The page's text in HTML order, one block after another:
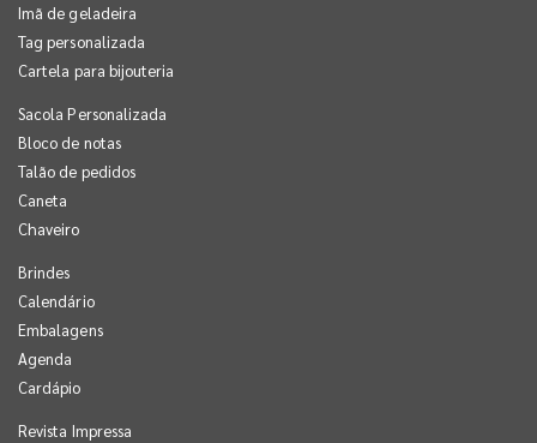
Imã de geladeira
Tag personalizada
Cartela para bijouteria
Sacola Personalizada
Bloco de notas
Talão de pedidos
Caneta
Chaveiro
Brindes
Calendário
Embalagens
Agenda
Cardápio
Revista Impressa